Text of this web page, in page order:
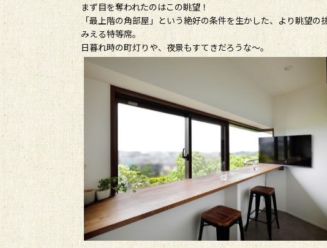
まず目を奪われたのはこの眺望！
「最上階の角部屋」という絶好の条件を生かした、より眺望
みえる特等席。
日暮れ時の町灯りや、夜景もすてきだろうな～。